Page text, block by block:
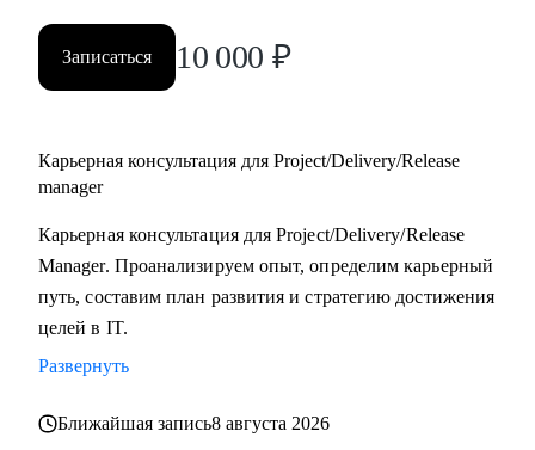
Записаться 10 000 ₽
Карьерная консультация для Project/Delivery/Release
manager
Карьерная консультация для Project/Delivery/Release
Manager. Проанализируем опыт, определим карьерный
путь, составим план развития и стратегию достижения
целей в IT.
Развернуть
Ближайшая запись8 августа 2026